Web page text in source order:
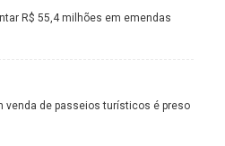
R$ 55,4 milhões em emendas
venda de passeios turísticos é preso